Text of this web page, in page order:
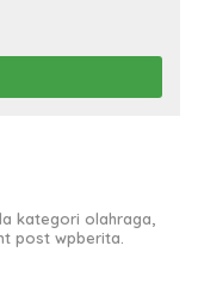
kategori olahraga,
post wpberita.